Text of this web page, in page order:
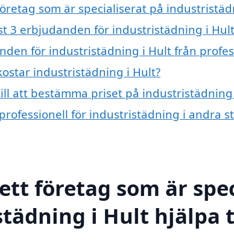
som är specialiserat på
3 erbjudanden för industristädning i Hult
för industristädning i Hult från
industristädning i Hult?
att bestämma priset på
för industristädning i andra
företag som är
i Hult hjälpa